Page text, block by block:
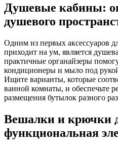
Душевые кабины:
душевого
Одним из первых аксессуаров
приходит на ум, является
практичные органайзеры
кондиционеры и мыло под
Ищите варианты, которые
ванной комнаты, и обеспечьте
размещения бутылок разного
Вешалки и крючки
функциональная